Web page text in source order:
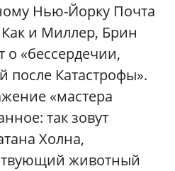
Нью-Йорку Почта
и Миллер, Брин
о «бессердечии,
Катастрофы».
«мастера
так зовут
Холна,
животный